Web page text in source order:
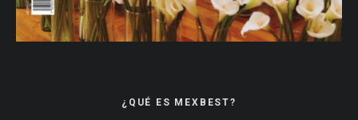
¿QUÉ ES MEXBEST?